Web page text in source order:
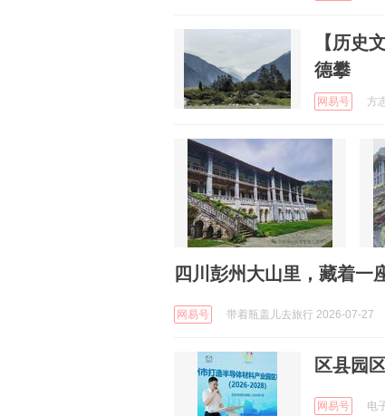
【历史
德攀
网易号 方
四川彭州大山里，藏着一
网易号 带着瓶盖儿去旅行 2026-07-27
区县园
网易号 电